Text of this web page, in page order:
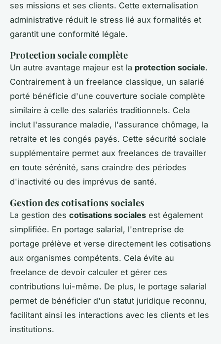
ses missions et ses clients. Cette externalisation
administrative réduit le stress lié aux formalités et
garantit une conformité légale.
Protection sociale complète
Un autre avantage majeur est la protection sociale.
Contrairement à un freelance classique, un salarié
porté bénéficie d'une couverture sociale complète
similaire à celle des salariés traditionnels. Cela
inclut l'assurance maladie, l'assurance chômage, la
retraite et les congés payés. Cette sécurité sociale
supplémentaire permet aux freelances de travailler
en toute sérénité, sans craindre des périodes
d'inactivité ou des imprévus de santé.
Gestion des cotisations sociales
La gestion des cotisations sociales est également
simplifiée. En portage salarial, l'entreprise de
portage prélève et verse directement les cotisations
aux organismes compétents. Cela évite au
freelance de devoir calculer et gérer ces
contributions lui-même. De plus, le portage salarial
permet de bénéficier d'un statut juridique reconnu,
facilitant ainsi les interactions avec les clients et les
institutions.